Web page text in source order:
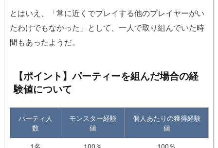
とはいえ、「常に近くでプレイする他のプレイヤーがい
たわけでもなかった」として、一人で取り組んでいた時
間もあったようだ。
【ポイント】パーティーを組んだ場合の経
験値について
パーティ人
数
モンスター経験
値
個人あたりの獲得経験
値
1名
100％ 100％